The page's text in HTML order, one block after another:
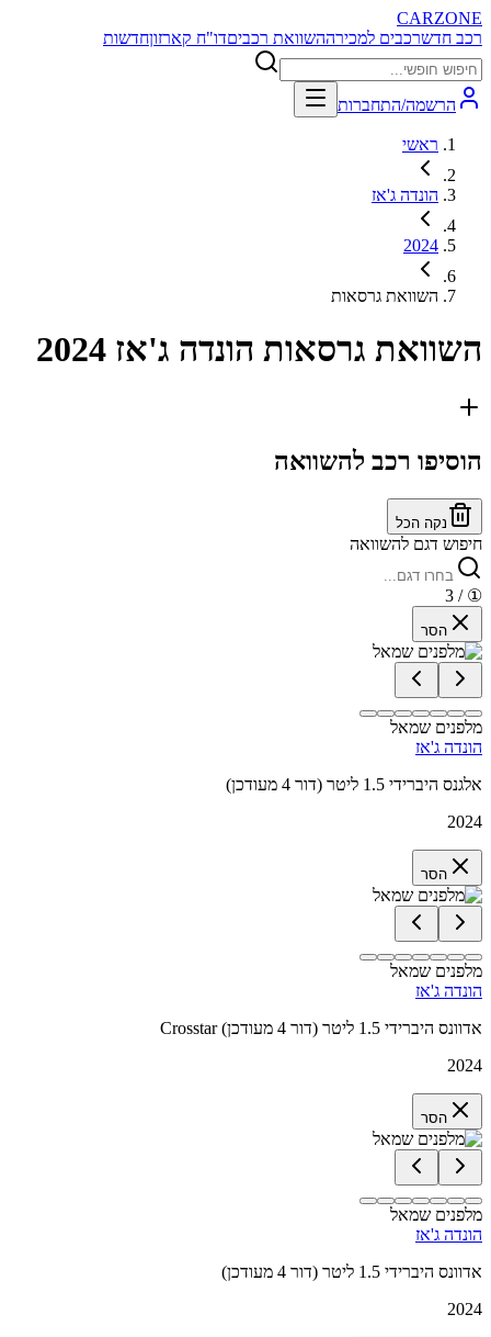
CARZONE
רכב חדשרכבים למכירההשוואת רכביםדו"ח קארזוןחדשות
הרשמה/התחברות
ראשי
הונדה ג'אז
2024
השוואת גרסאות
השוואת גרסאות הונדה ג'אז 2024
הוסיפו רכב להשוואה
נקה הכל
חיפוש דגם להשוואה
①
/ 3
הסר
מלפנים שמאל
הונדה ג'אז
אלגנס היברידי 1.5 ליטר (דור 4 מעודכן)
2024
הסר
מלפנים שמאל
הונדה ג'אז
Crosstar אדוונס היברידי 1.5 ליטר (דור 4 מעודכן)
2024
הסר
מלפנים שמאל
הונדה ג'אז
אדוונס היברידי 1.5 ליטר (דור 4 מעודכן)
2024